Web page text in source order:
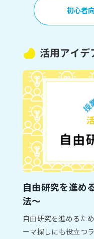
初心者
活用アイデ
自由研究を進め
法～
自由研究を進めるた
ーマ探しにも役立つ